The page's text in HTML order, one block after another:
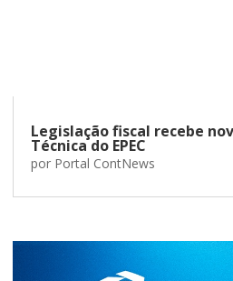
Legislação fiscal recebe
Técnica do EPEC
por Portal ContNews